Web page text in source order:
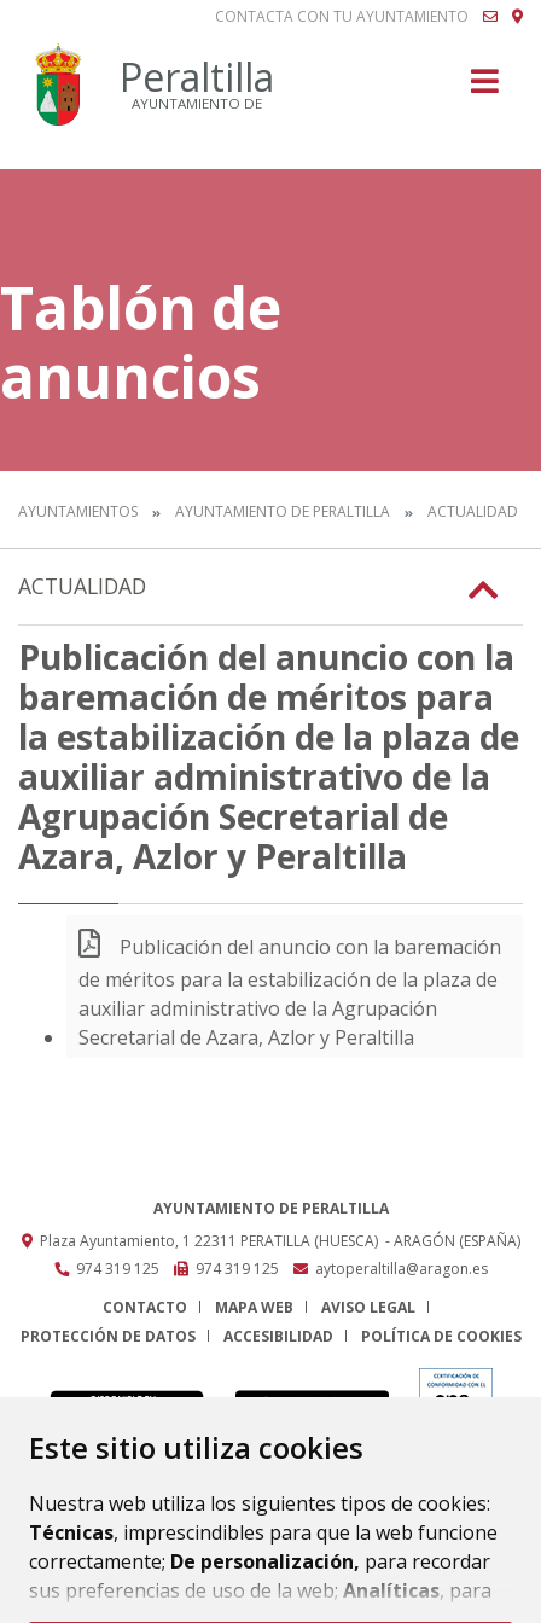
Este sitio utiliza cookies
Nuestra web utiliza los siguientes tipos de cookies:
Técnicas, imprescindibles para que la web funcione
correctamente; De personalización, para recordar
sus preferencias de uso de la web; Analíticas, para
CONTACTA CON TU AYUNTAMIENTO
Peraltilla
AYUNTAMIENTO DE
Tablón de
anuncios
AYUNTAMIENTOS AYUNTAMIENTO DE PERALTILLA ACTUALIDAD
ACTUALIDAD
Publicación del anuncio con la
baremación de méritos para
la estabilización de la plaza de
auxiliar administrativo de la
Agrupación Secretarial de
Azara, Azlor y Peraltilla
Publicación del anuncio con la baremación
de méritos para la estabilización de la plaza de
auxiliar administrativo de la Agrupación
Secretarial de Azara, Azlor y Peraltilla
AYUNTAMIENTO DE PERALTILLA
Plaza Ayuntamiento, 1 22311 PERATILLA (HUESCA) - ARAGÓN (ESPAÑA)
974 319 125
974 319 125
aytoperaltilla@aragon.es
CONTACTO
MAPA WEB
AVISO LEGAL
PROTECCIÓN DE DATOS
ACCESIBILIDAD POLÍTICA DE COOKIES